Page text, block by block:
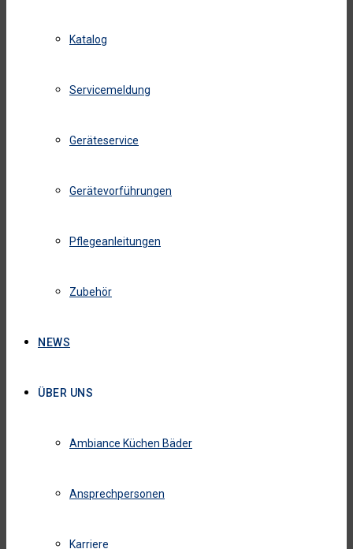
Katalog
Servicemeldung
Geräteservice
Gerätevorführungen
Pflegeanleitungen
Zubehör
NEWS
ÜBER UNS
Ambiance Küchen Bäder
Ansprechpersonen
Karriere